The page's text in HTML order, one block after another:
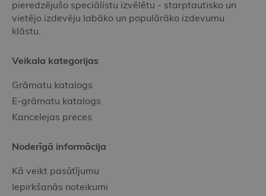
pieredzējušo speciālistu izvēlētu - starptautisko un
vietējo izdevēju labāko un populārāko izdevumu
klāstu.
Veikala kategorijas
Grāmatu katalogs
E-grāmatu katalogs
Kancelejas preces
Noderīgā informācija
Kā veikt pasūtījumu
Iepirkšanās noteikumi